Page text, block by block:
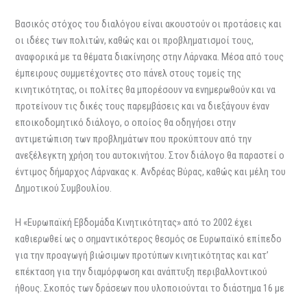
Βασικός στόχος του διαλόγου είναι ακουστούν οι προτάσεις και
οι ιδέες των πολιτών, καθώς και οι προβληματισμοί τους,
αναφορικά με τα θέματα διακίνησης στην Λάρνακα. Μέσα από τους
έμπειρους συμμετέχοντες στο πάνελ στους τομείς της
κινητικότητας, οι πολίτες θα μπορέσουν να ενημερωθούν και να
προτείνουν τις δικές τους παρεμβάσεις και να διεξάγουν έναν
εποικοδομητικό διάλογο, ο οποίος θα οδηγήσει στην
αντιμετώπιση των προβλημάτων που προκύπτουν από την
ανεξέλεγκτη χρήση του αυτοκινήτου. Στον διάλογο θα παραστεί ο
έντιμος δήμαρχος Λάρνακας κ. Ανδρέας Βύρας, καθώς και μέλη του
Δημοτικού Συμβουλίου.
Η «Ευρωπαϊκή Εβδομάδα Κινητικότητας» από το 2002 έχει
καθιερωθεί ως ο σημαντικότερος θεσμός σε Ευρωπαϊκό επίπεδο
για την προαγωγή βιώσιμων προτύπων κινητικότητας και κατ’
επέκταση για την διαμόρφωση και ανάπτυξη περιβαλλοντικού
ήθους. Σκοπός των δράσεων που υλοποιούνται το διάστημα 16 με